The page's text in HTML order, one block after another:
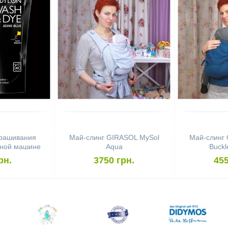
машине
Dye Jeans
Май-слинг GIRASOL MySol
Aqua
3750 грн.
Май-слинг